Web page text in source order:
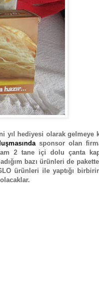
yıl hediyesi olarak gelmeye
sponsor olan
2 tane içi dolu çanta
bazı ürünleri de
ürünleri ile yaptığı